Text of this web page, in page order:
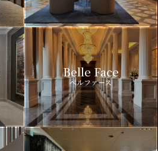
Belle Face
ベルファース